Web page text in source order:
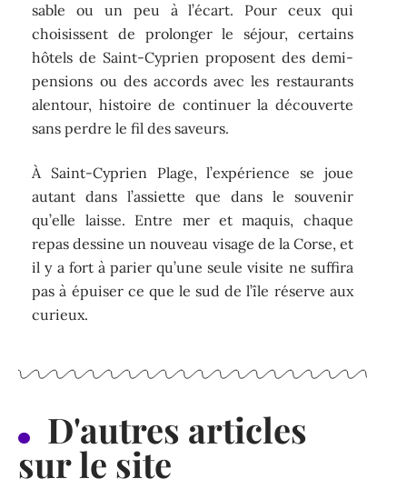
sable ou un peu à l’écart. Pour ceux qui
choisissent de prolonger le séjour, certains
hôtels de Saint-Cyprien proposent des demi-
pensions ou des accords avec les restaurants
alentour, histoire de continuer la découverte
sans perdre le fil des saveurs.
À Saint-Cyprien Plage, l’expérience se joue
autant dans l’assiette que dans le souvenir
qu’elle laisse. Entre mer et maquis, chaque
repas dessine un nouveau visage de la Corse, et
il y a fort à parier qu’une seule visite ne suffira
pas à épuiser ce que le sud de l’île réserve aux
curieux.
D'autres articles
sur le site